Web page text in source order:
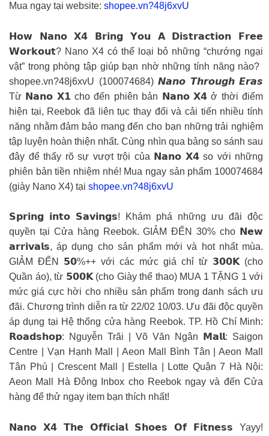
Mua ngay tại website: shopee.vn?48j6xvU
𝗛𝗼𝘄 𝗡𝗮𝗻𝗼 𝗫𝟰 𝗕𝗿𝗶𝗻𝗴 𝗬𝗼𝘂 𝗔 𝗗𝗶𝘀𝘁𝗿𝗮𝗰𝘁𝗶𝗼𝗻 𝗙𝗿𝗲𝗲
𝗪𝗼𝗿𝗸𝗼𝘂𝘁? Nano X4 có thể loại bỏ những “chướng ngại
vật” trong phòng tập giúp bạn nhờ những tính năng nào?
shopee.vn?48j6xvU (100074684) 𝙉𝙖𝙣𝙤 𝙏𝙝𝙧𝙤𝙪𝙜𝙝 𝙀𝙧𝙖𝙨
Từ 𝗡𝗮𝗻𝗼 𝗫𝟭 cho đến phiên bản 𝗡𝗮𝗻𝗼 𝗫𝟰 ở thời điểm
hiện tại, Reebok đã liên tục thay đổi và cải tiến nhiều tính
năng nhằm đảm bảo mang đến cho bạn những trải nghiệm
tập luyện hoàn thiện nhất. Cùng nhìn qua bảng so sánh sau
đây để thấy rõ sự vượt trội của 𝗡𝗮𝗻𝗼 𝗫𝟰 so với những
phiên bản tiền nhiệm nhé! Mua ngay sản phẩm 100074684
(giày Nano X4) tại shopee.vn?48j6xvU
𝗦𝗽𝗿𝗶𝗻𝗴 𝗶𝗻𝘁𝗼 𝗦𝗮𝘃𝗶𝗻𝗴𝘀! Khám phá những ưu đãi độc
quyền tại Cửa hàng Reebok. GIẢM ĐẾN 30% cho 𝗡𝗲𝘄
𝗮𝗿𝗿𝗶𝘃𝗮𝗹𝘀, áp dụng cho sản phẩm mới và hot nhất mùa.
GIẢM ĐẾN 𝟱𝟬%++ với các mức giá chỉ từ 𝟯𝟬𝟬𝗞 (cho
Quần áo), từ 𝟱𝟬𝟬𝗞 (cho Giày thể thao) MUA 1 TẶNG 1 với
mức giá cực hời cho nhiều sản phẩm trong danh sách ưu
đãi. Chương trình diễn ra từ 22/02 10/03. Ưu đãi độc quyền
áp dụng tại Hệ thống cửa hàng Reebok. TP. Hồ Chí Minh:
𝗥𝗼𝗮𝗱𝘀𝗵𝗼𝗽: Nguyễn Trãi | Võ Văn Ngân 𝗠𝗮𝗹𝗹: Saigon
Centre | Vạn Hạnh Mall | Aeon Mall Bình Tân | Aeon Mall
Tân Phú | Crescent Mall | Estella | Lotte Quận 7 Hà Nội:
Aeon Mall Hà Đông Inbox cho Reebok ngay và đến Cửa
hàng để thử ngay item bạn thích nhất!
𝗡𝗮𝗻𝗼 𝗫𝟰 𝗧𝗵𝗲 𝗢𝗳𝗳𝗶𝗰𝗶𝗮𝗹 𝗦𝗵𝗼𝗲𝘀 𝗢𝗳 𝗙𝗶𝘁𝗻𝗲𝘀𝘀 Yayy!